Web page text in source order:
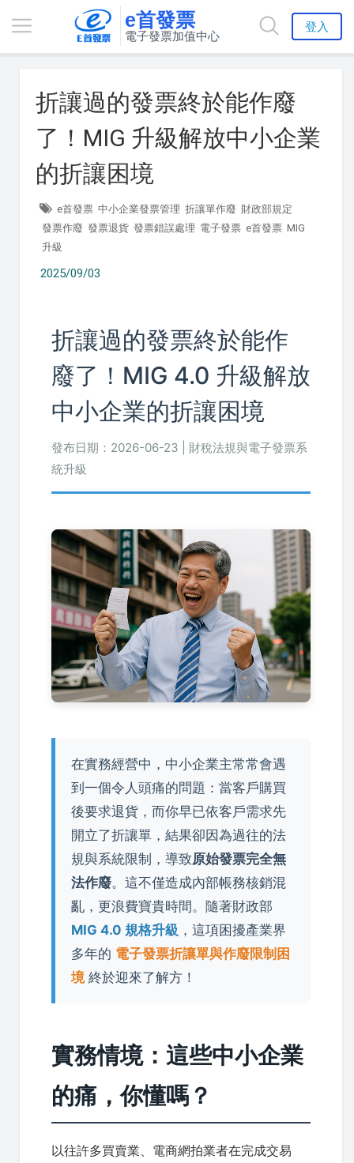
e首發票
電子發票加值中心
登入
折讓過的發票終於能作廢
了！MIG 升級解放中小企業
的折讓困境
e首發票 中小企業發票管理 折讓單作廢 財政部規定
發票作廢 發票退貨 發票錯誤處理 電子發票 e首發票 MIG
升級
2025/09/03
折讓過的發票終於能作
廢了！MIG 4.0 升級解放
中小企業的折讓困境
發布日期：2026-06-23 | 財稅法規與電子發票系
統升級
在實務經營中，中小企業主常常會遇
到一個令人頭痛的問題：當客戶購買
後要求退貨，而你早已依客戶需求先
開立了折讓單，結果卻因為過往的法
規與系統限制，導致原始發票完全無
法作廢。這不僅造成內部帳務核銷混
亂，更浪費寶貴時間。隨著財政部
MIG 4.0 規格升級 ，這項困擾產業界
多年的 電子發票折讓單與作廢限制困
境終於迎來了解方！
實務情境：這些中小企業
的痛，你懂嗎？
以往許多買賣業、電商網拍業者在完成交易